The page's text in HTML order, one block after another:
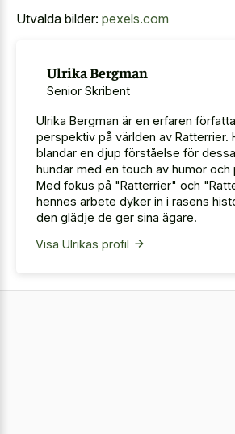
Utvalda bilder: pexels.com
Ulrika Bergman
Senior Skribent
Ulrika Bergman är en erfaren
perspektiv på världen av Ratterrier.
blandar en djup förståelse för
hundar med en touch av humor och
Med fokus på "Ratterrier" och
hennes arbete dyker in i rasens
den glädje de ger sina ägare.
Visa Ulrikas profil